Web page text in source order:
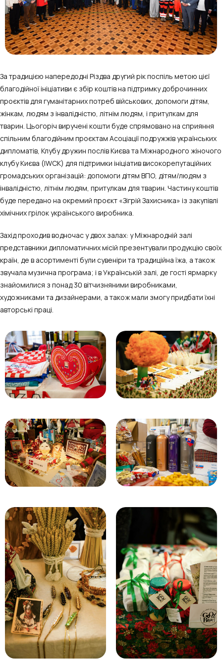
За традицією напередодні Різдва другий рік поспіль метою цієї
благодійної ініціативи є збір коштів на підтримку доброчинних
проєктів для гуманітарних потреб військових, допомоги дітям,
жінкам, людям з інвалідністю, літнім людям, і притулкам для
тварин. Цьогоріч виручені кошти буде спрямовано на сприяння
спільним благодійним проєктам Асоціації подружжів українських
дипломатів, Клубу дружин послів Києва та Міжнародного жіночого
клубу Києва (IWCK) для підтримки ініціатив високорепутаційних
громадських організацій: допомоги дітям ВПО, дітям/людям з
інвалідністю, літнім людям, притулкам для тварин. Частину коштів
буде передано на окремий проєкт «Зігрій Захисника» із закупівлі
хімічних грілок українського виробника.
Захід проходив водночас у двох залах: у Міжнародній залі
представники дипломатичних місій презентували продукцію своїх
країн, де в асортименті були сувеніри та традиційна їжа, а також
звучала музична програма; і в Українській залі, де гості ярмарку
знайомилися з понад 30 вітчизняними виробниками,
художниками та дизайнерами, а також мали змогу придбати їхні
авторські праці.